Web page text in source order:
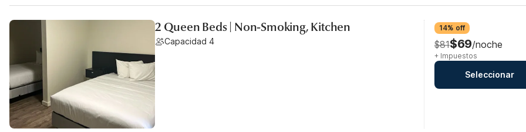
2 Queen Beds | Non-Smoking, Kitchen
Capacidad 4
14% off
$81$69/noche
+ Impuestos
Seleccionar